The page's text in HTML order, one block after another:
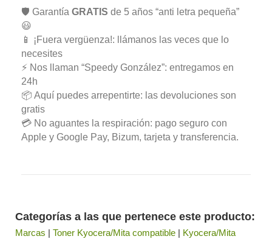
🛡️ Garantía GRATIS de 5 años “anti letra pequeña”
😃
📱 ¡Fuera vergüenza!: llámanos las veces que lo
necesites
⚡ Nos llaman “Speedy González”: entregamos en
24h
📦 Aquí puedes arrepentirte: las devoluciones son
gratis
💳 No aguantes la respiración: pago seguro con
Apple y Google Pay, Bizum, tarjeta y transferencia.
Categorías a las que pertenece este producto:
Marcas | Toner Kyocera/Mita compatible | Kyocera/Mita